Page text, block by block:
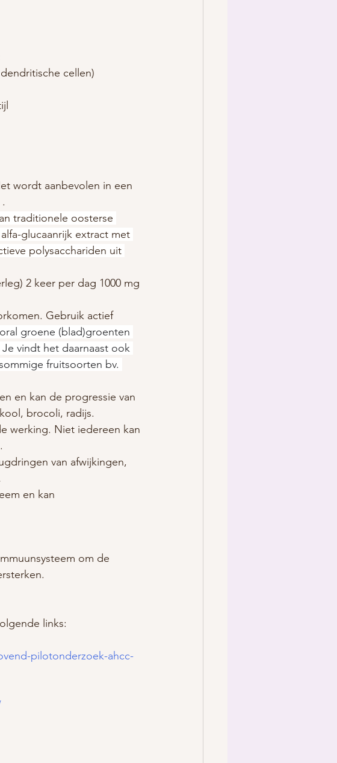
cellen)
wordt aanbevolen in een
traditionele oosterse
glucaanrijk extract met
polysacchariden uit
2 keer per dag 1000 mg
Gebruik actief
groene (blad)groenten
vindt het daarnaast ook
fruitsoorten bv.
en kan de progressie van
brocoli, radijs.
werking. Niet iedereen kan
van afwijkingen,
en kan
om de
links:
pilotonderzoek-ahcc-